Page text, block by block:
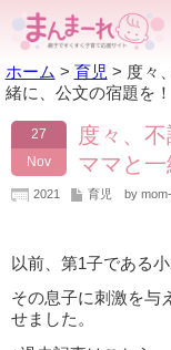
ホーム > 育児 > 度々
緒に、公文の宿題を！
27
Nov
度々、
ママと一
2021 育児 by
以前、第1子である
その息子に刺激を与
せました。